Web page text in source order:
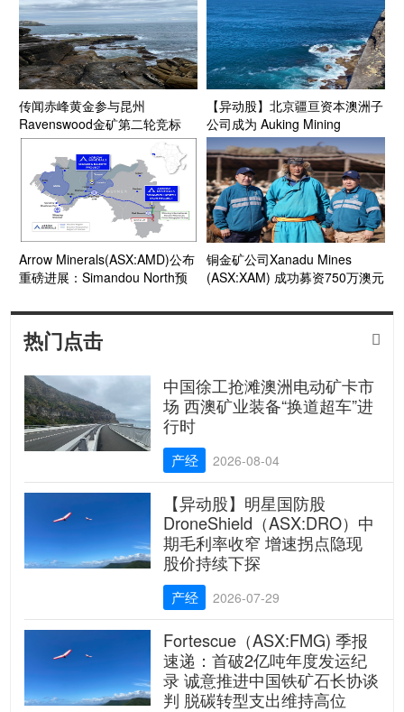
Drill Results; Shares Surge
157.14% Last Week
传闻赤峰黄金参与昆州
Ravenswood金矿第二轮竞标
【异动股】北京疆亘资本澳洲子
公司成为 Auking Mining
(ASX:AKN)最新基石投资人
Arrow Minerals(ASX:AMD)公布
重磅进展：Simandou North预
评估Niagara铝土矿直运潜力！
铜金矿公司Xanadu Mines
(ASX:XAM) 成功募资750万澳元
热门点击 
中国徐工抢滩澳洲电动矿卡市
场 西澳矿业装备“换道超车”进
行时
产经 2026-08-04
【异动股】明星国防股
DroneShield（ASX:DRO）中
期毛利率收窄 增速拐点隐现
股价持续下探
产经 2026-07-29
Fortescue（ASX:FMG) 季报
速递：首破2亿吨年度发运纪
录 诚意推进中国铁矿石长协谈
判 脱碳转型支出维持高位